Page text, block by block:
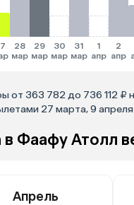
28
мар
29
мар
30
мар
31
мар
1
апр
2
апр
от 363 782 до 736 112
27 марта, 9
в Фаафу Атолл
Апрель